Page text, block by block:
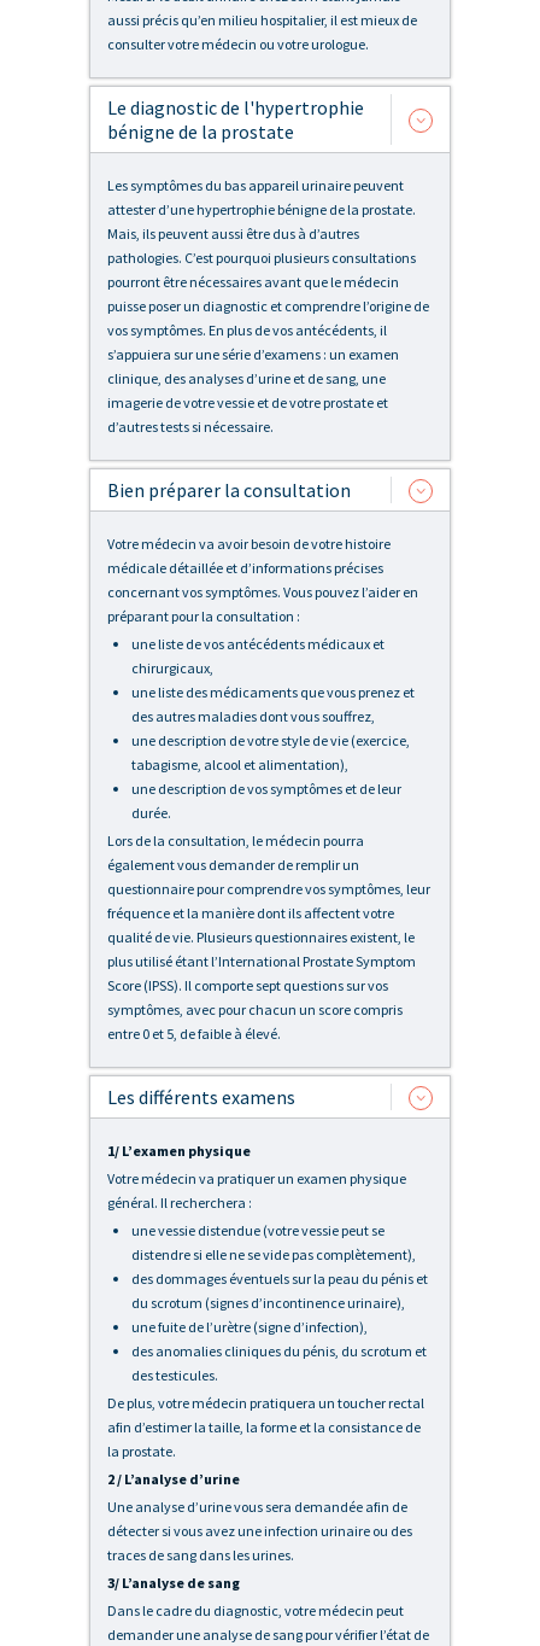
aussi précis qu’en milieu hospitalier, il est mieux de
consulter votre médecin ou votre urologue.
Le diagnostic de l'hypertrophie
bénigne de la prostate
Les symptômes du bas appareil urinaire peuvent
attester d’une hypertrophie bénigne de la prostate.
Mais, ils peuvent aussi être dus à d’autres
pathologies. C’est pourquoi plusieurs consultations
pourront être nécessaires avant que le médecin
puisse poser un diagnostic et comprendre l’origine de
vos symptômes. En plus de vos antécédents, il
s’appuiera sur une série d’examens : un examen
clinique, des analyses d’urine et de sang, une
imagerie de votre vessie et de votre prostate et
d’autres tests si nécessaire.
Bien préparer la consultation
Votre médecin va avoir besoin de votre histoire
médicale détaillée et d’informations précises
concernant vos symptômes. Vous pouvez l’aider en
préparant pour la consultation :
une liste de vos antécédents médicaux et
chirurgicaux,
une liste des médicaments que vous prenez et
des autres maladies dont vous souffrez,
une description de votre style de vie (exercice,
tabagisme, alcool et alimentation),
une description de vos symptômes et de leur
durée.
Lors de la consultation, le médecin pourra
également vous demander de remplir un
questionnaire pour comprendre vos symptômes, leur
fréquence et la manière dont ils affectent votre
qualité de vie. Plusieurs questionnaires existent, le
plus utilisé étant l’International Prostate Symptom
Score (IPSS). Il comporte sept questions sur vos
symptômes, avec pour chacun un score compris
entre 0 et 5, de faible à élevé.
Les différents examens
1/ L’examen physique
Votre médecin va pratiquer un examen physique
général. Il recherchera :
une vessie distendue (votre vessie peut se
distendre si elle ne se vide pas complètement),
des dommages éventuels sur la peau du pénis et
du scrotum (signes d’incontinence urinaire),
une fuite de l’urètre (signe d’infection),
des anomalies cliniques du pénis, du scrotum et
des testicules.
De plus, votre médecin pratiquera un toucher rectal
afin d’estimer la taille, la forme et la consistance de
la prostate.
2 / L’analyse d’urine
Une analyse d’urine vous sera demandée afin de
détecter si vous avez une infection urinaire ou des
traces de sang dans les urines.
3/ L’analyse de sang
Dans le cadre du diagnostic, votre médecin peut
demander une analyse de sang pour vérifier l’état de